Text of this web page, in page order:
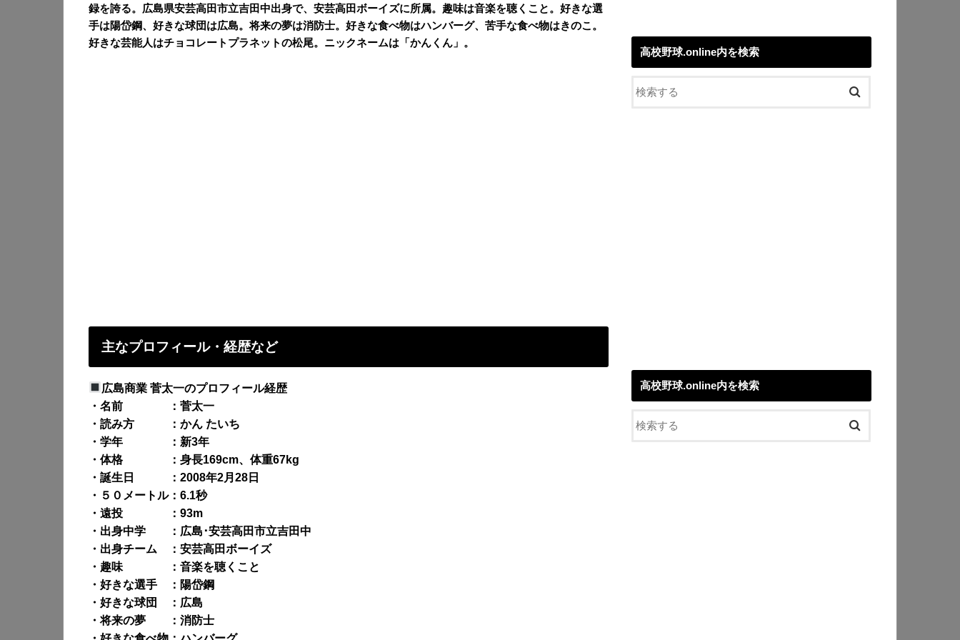
録を誇る。広島県安芸高田市立吉田中出身で、安芸高田ボーイズに所属。趣味は音楽を聴くこと。好きな選
手は陽岱鋼、好きな球団は広島。将来の夢は消防士。好きな食べ物はハンバーグ、苦手な食べ物はきのこ。
好きな芸能人はチョコレートプラネットの松尾。ニックネームは「かんくん」。
主なプロフィール・経歴など
広島商業 菅太一のプロフィール経歴
・名前 ：菅太一
・読み方 ：かん たいち
・学年 ：新3年
・体格 ：身長169cm、体重67kg
・誕生日 ：2008年2月28日
・５０メートル：6.1秒
・遠投 ：93m
・出身中学 ：広島･安芸高田市立吉田中
・出身チーム ：安芸高田ボーイズ
・趣味 ：音楽を聴くこと
・好きな選手 ：陽岱鋼
・好きな球団 ：広島
・将来の夢 ：消防士
高校野球.online内を検索
高校野球.online内を検索